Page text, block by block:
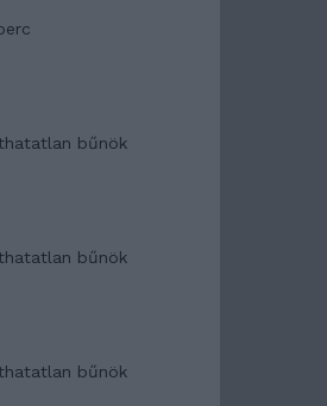
bűnök
bűnök
bűnök